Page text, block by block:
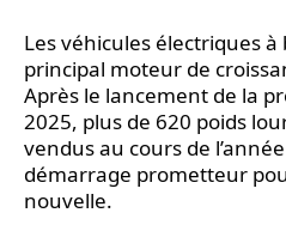
Les véhicules électriques
principal moteur de
Après le lancement de la
2025, plus de 620 poids
vendus au cours de
démarrage prometteur
nouvelle.